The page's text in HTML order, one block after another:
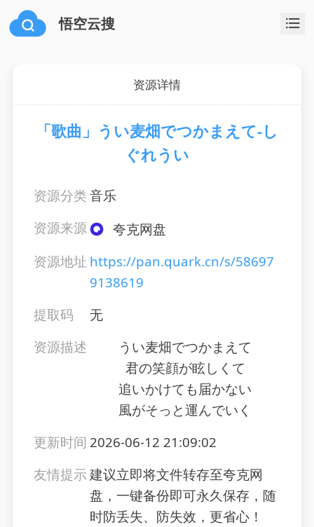
悟空云搜
资源详情
「歌曲」うい麦畑でつかまえて-し
ぐれうい
资源分类音乐
资源来源
夸克网盘
资源地址 https://pan.quark.cn/s/58697
9138619
提取码
无
资源描述
うい麦畑でつかまえて
君の笑顔が眩しくて
追いかけても届かない
風がそっと運んでいく
更新时间 2026-06-12 21:09:02
友情提示建议立即将文件转存至夸克网
盘，一键备份即可永久保存，随
时防丢失、防失效，更省心！